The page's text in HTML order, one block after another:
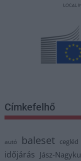
Címkefelhő
autó baleset cegléd
időjárás Jász-